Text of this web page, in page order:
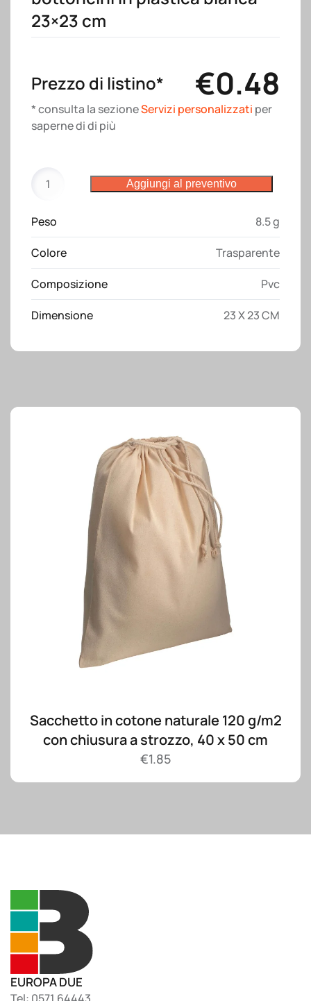
23×23 cm
Prezzo di listino* €0.48
* consulta la sezioneServizi personalizzati per
saperne di di più
tasche
in
PVC
trasparente
Aggiungi al preventivo
Peso 8.5 g
Colore Trasparente
Composizione Pvc
Dimensione 23 X 23 CM
Sacchetto in cotone naturale 120 g/m2
con chiusura a strozzo, 40 x 50 cm
€1.85
EUROPA DUE